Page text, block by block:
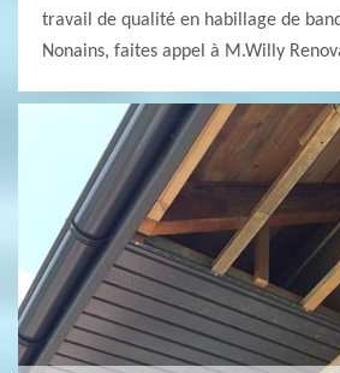
travail de qualité en habillage de
Nonains, faites appel à M.Willy